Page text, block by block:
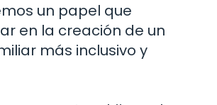
un papel que
en la creación de un
más inclusivo y